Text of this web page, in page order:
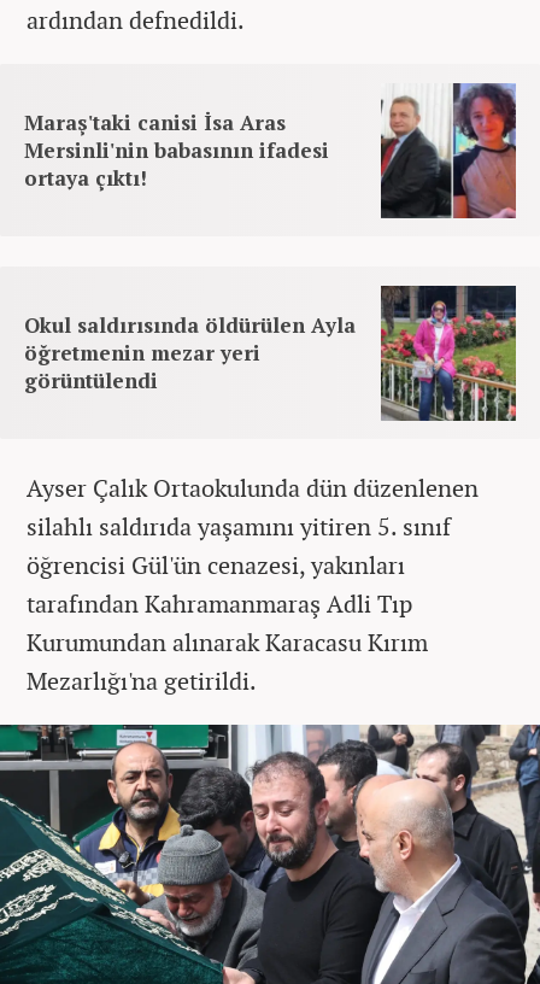
ardından defnedildi.
Maraş'taki canisi İsa Aras
Mersinli'nin babasının ifadesi
ortaya çıktı!
Okul saldırısında öldürülen Ayla
öğretmenin mezar yeri
görüntülendi
Ayser Çalık Ortaokulunda dün düzenlenen
silahlı saldırıda yaşamını yitiren 5. sınıf
öğrencisi Gül'ün cenazesi, yakınları
tarafından Kahramanmaraş Adli Tıp
Kurumundan alınarak Karacasu Kırım
Mezarlığı'na getirildi.